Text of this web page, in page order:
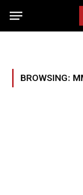
BROWSING: